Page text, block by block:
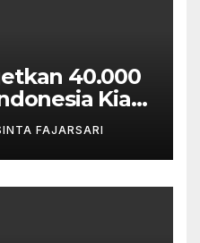
40.000
Kian
Industri
Bayi Asia
FAJARSARI